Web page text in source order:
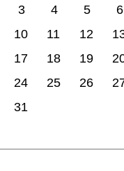
3 4 5
6
10 11 12
17 18 19
24 25 26
31